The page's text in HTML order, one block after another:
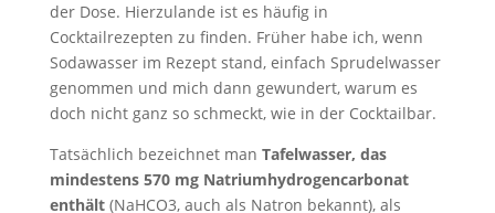
der Dose. Hierzulande ist es häufig in
Cocktailrezepten zu finden. Früher habe ich, wenn
Sodawasser im Rezept stand, einfach Sprudelwasser
genommen und mich dann gewundert, warum es
doch nicht ganz so schmeckt, wie in der Cocktailbar.
Tatsächlich bezeichnet man Tafelwasser, das
mindestens 570 mg Natriumhydrogencarbonat
enthält (NaHCO3, auch als Natron bekannt), als